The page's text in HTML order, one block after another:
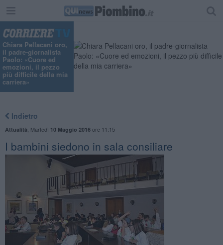
Chiara Pellacani oro,
il padre-giornalista
Paolo: «Cuore ed
emozioni, il pezzo
più difficile della mia
carriera»
Indietro
Attualità Martedì 10 Maggio 2016ore 11:15
I bambini siedono in sala consiliare